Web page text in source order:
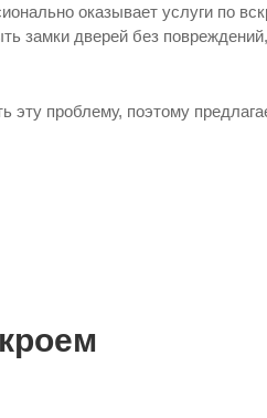
оказывает услуги по
замки дверей без
проблему, поэтому